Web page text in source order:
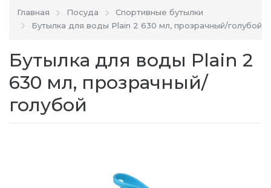
Главная Посуда
Спортивные бутылки
Бутылка для воды Plain 2 630 мл, прозрачный/голубой
Бутылка для воды Plain 2
630 мл, прозрачный/
голубой